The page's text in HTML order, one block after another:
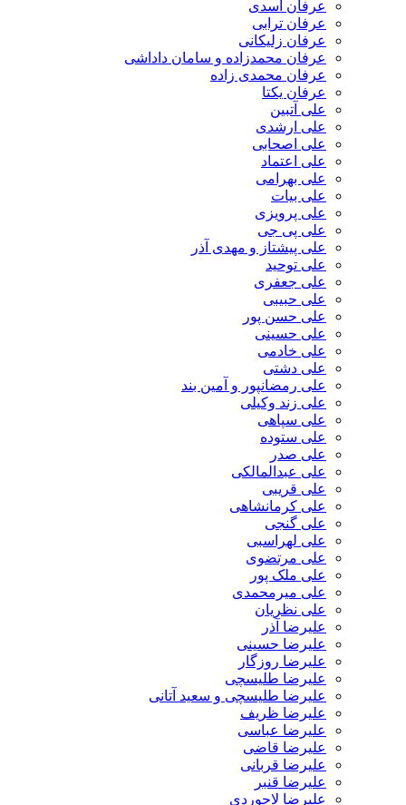
عرفان اسدی
عرفان ترابی
عرفان زلیکانی
عرفان محمدزاده و سامان داداشی
عرفان محمدی زاده
عرفان یکتا
علی آتبین
علی ارشدی
علی اصحابی
علی اعتماد
علی بهرامی
علی بیات
علی پرویزی
علی پی جی
علی پیشتاز و مهدی آذر
علی توحید
علی جعفری
علی حبیبی
علی حسن پور
علی حسینی
علی خادمی
علی دشتی
علی رمضانپور و آمین بند
علی زند وکیلی
علی سپاهی
علی ستوده
علی صدر
علی عبدالمالکی
علی قریبی
علی کرمانشاهی
علی گنجی
علی لهراسبی
علی مرتضوی
علی ملک پور
علی میرمحمدی
علی نظریان
علیرضا آذر
علیرضا حسینی
علیرضا روزگار
علیرضا طلیسچی
علیرضا طلیسچی و سعید آتانی
علیرضا ظریف
علیرضا عباسی
علیرضا قاضی
علیرضا قربانی
علیرضا قنبر
علیرضا لاجوردی